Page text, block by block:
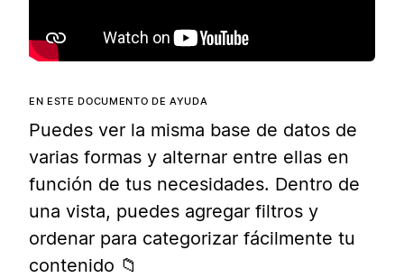
EN ESTE DOCUMENTO DE AYUDA
Puedes ver la misma base de datos de
varias formas y alternar entre ellas en
función de tus necesidades. Dentro de
una vista, puedes agregar filtros y
ordenar para categorizar fácilmente tu
contenido 📁